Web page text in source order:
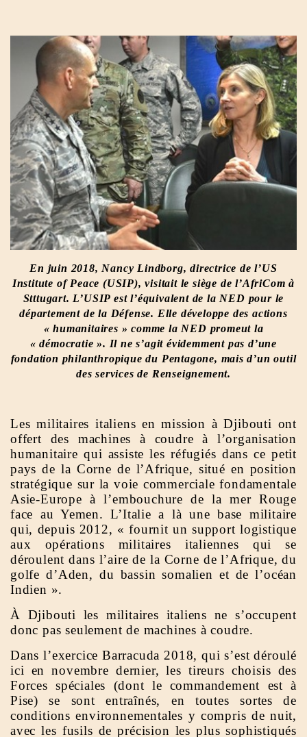
En juin 2018, Nancy Lindborg, directrice de l’US
Institute of Peace (USIP), visitait le siège de l’AfriCom à
Stttugart. L’USIP est l’équivalent de la NED pour le
département de la Défense. Elle développe des actions
« humanitaires » comme la NED promeut la
« démocratie ». Il ne s’agit évidemment pas d’une
fondation philanthropique du Pentagone, mais d’un outil
des services de Renseignement.
Les militaires italiens en mission à Djibouti ont
offert des machines à coudre à l’organisation
humanitaire qui assiste les réfugiés dans ce petit
pays de la Corne de l’Afrique, situé en position
stratégique sur la voie commerciale fondamentale
Asie-Europe à l’embouchure de la mer Rouge
face au Yemen. L’Italie a là une base militaire
qui, depuis 2012, « fournit un support logistique
aux opérations militaires italiennes qui se
déroulent dans l’aire de la Corne de l’Afrique, du
golfe d’Aden, du bassin somalien et de l’océan
Indien ».
À Djibouti les militaires italiens ne s’occupent
donc pas seulement de machines à coudre.
Dans l’exercice Barracuda 2018, qui s’est déroulé
ici en novembre dernier, les tireurs choisis des
Forces spéciales (dont le commandement est à
Pise) se sont entraînés, en toutes sortes de
conditions environnementales y compris de nuit,
avec les fusils de précision les plus sophistiqués